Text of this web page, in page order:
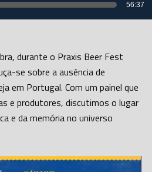
de
56:37
durante o Praxis Beer Fest
se sobre a ausência de
em Portugal. Com um painel que
e produtores, discutimos o lugar
e da memória no universo